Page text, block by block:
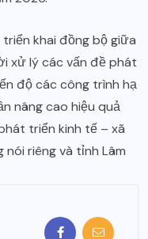
triển khai đồng bộ giữa
xử lý các vấn đề phát
độ các công trình hạ
nâng cao hiệu quả
triển kinh tế – xã
nói riêng và tỉnh Lâm